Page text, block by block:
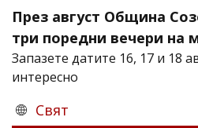
През август Община
три поредни вечери на
Запазете датите 16, 17 и 18
интересно
Свят